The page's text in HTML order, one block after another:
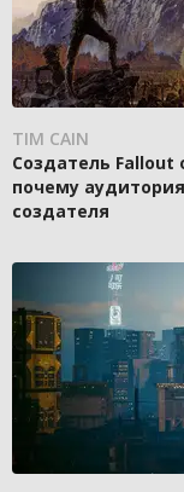
TIM CAIN
Создатель Fallout
почему
создателя